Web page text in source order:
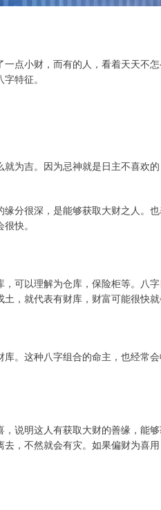
点小财，而有的人，看着天天不
特征。
为吉。因为忌神就是日主不喜欢
分很深，是能够获取大财之人。
快。
可以理解为仓库，保险柜等。八
，就代表有财库，财富可能很快就
。这种八字组合的命主，也经常
说明这人有获取大财的善缘，能
，不然就会有灾。如果偏财为喜